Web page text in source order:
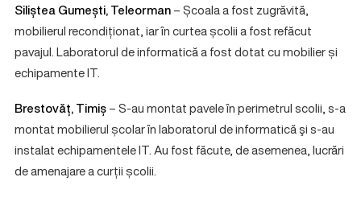
Siliștea Gumești, Teleorman– Școala a fost zugrăvită,
mobilierul recondiționat, iar în curtea școlii a fost refăcut
pavajul. Laboratorul de informatică a fost dotat cu mobilier și
echipamente IT.
Brestovăț, Timiș– S-au montat pavele în perimetrul scolii, s-a
montat mobilierul școlar în laboratorul de informatică şi s-au
instalat echipamentele IT. Au fost făcute, de asemenea, lucrări
de amenajare a curții școlii.